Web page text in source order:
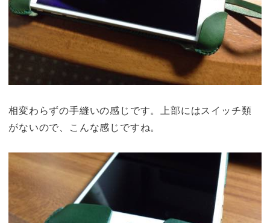
相変わらずの手縫いの感じです。上部にはスイッチ類
がないので、こんな感じですね。